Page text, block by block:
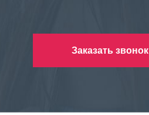
Заказать звонок